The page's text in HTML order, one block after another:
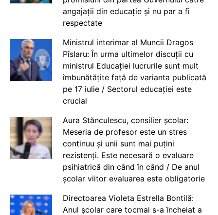
angajații din educație și nu par a fi
respectate
Ministrul interimar al Muncii Dragos
Pîslaru: În urma ultimelor discuții cu
ministrul Educației lucrurile sunt mult
îmbunătățite față de varianta publicată
pe 17 iulie / Sectorul educației este
crucial
Aura Stănculescu, consilier școlar:
Meseria de profesor este un stres
continuu și unii sunt mai puțini
rezistenți. Este necesară o evaluare
psihiatrică din când în când / De anul
școlar viitor evaluarea este obligatorie
Directoarea Violeta Estrella Bontilă:
Anul școlar care tocmai s-a încheiat a